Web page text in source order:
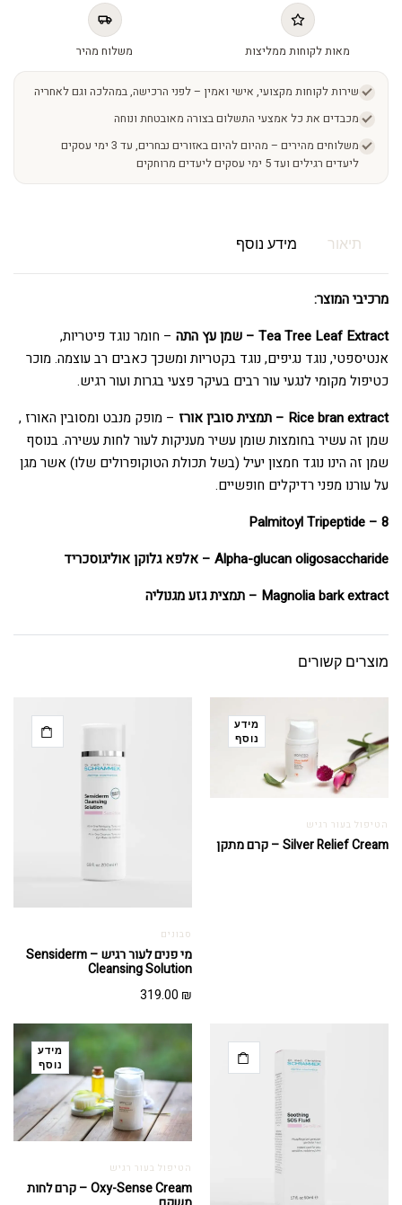
מאות לקוחות ממליצות משלוח מהיר
שירות לקוחות מקצועי, אישי ואמין – לפני הרכישה, במהלכה וגם לאחריה
מכבדים את כל אמצעי התשלום בצורה מאובטחת ונוחה
משלוחים מהירים – מהיום להיום באזורים נבחרים, עד 3 ימי עסקים
ליעדים רגילים ועד 5 ימי עסקים ליעדים מרוחקים
תיאור מידע נוסף
מרכיבי המוצר:
Tea Tree Leaf Extract – שמן עץ התה
– חומר נוגד פיטריות,
אנטיספטי, נוגד נגיפים, נוגד בקטריות ומשכך כאבים רב עוצמה. מוכר
כטיפול מקומי לנגעי עור רבים בעיקר פצעי בגרות ועור רגיש.
Rice bran extract – תמצית סובין אורז
– מופק מנבט ומסובין האורז ,
שמן זה עשיר בחומצות שומן עשיר מעניקות לעור לחות עשירה. בנוסף
שמן זה הינו נוגד חמצון יעיל (בשל תכולת הטוקופרולים שלו) אשר מגן
על עורנו מפני רדיקלים חופשיים.
Palmitoyl Tripeptide – 8
Alpha-glucan oligosaccharide – אלפא גלוקן אוליגוסכריד
Magnolia bark extract – תמצית גזע מגנוליה
מוצרים קשורים
מידע
נוסף
הטיפול בעור רגיש
Silver Relief Cream – קרם מתקן
סבונים
מי פנים לעור רגיש – Sensiderm
Cleansing Solution
319.00 ₪
מידע
נוסף
הטיפול בעור רגיש
Oxy-Sense Cream – קרם לחות